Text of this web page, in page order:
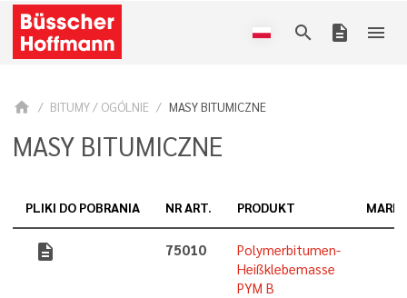
search description menu
home BITUMY / OGÓLNIE MASY BITUMICZNE
MASY BITUMICZNE
PLIKI DO POBRANIA NR ART. PRODUKT
description 75010
Polymerbitumen-
Heißklebemasse
PYM B